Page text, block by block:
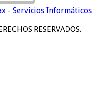
- Servicios Informáticos
RESERVADOS.